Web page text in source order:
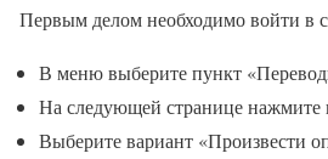
Первым делом необходимо войти в
В меню выберите пункт
На следующей странице нажмите
Выберите вариант «Произвести